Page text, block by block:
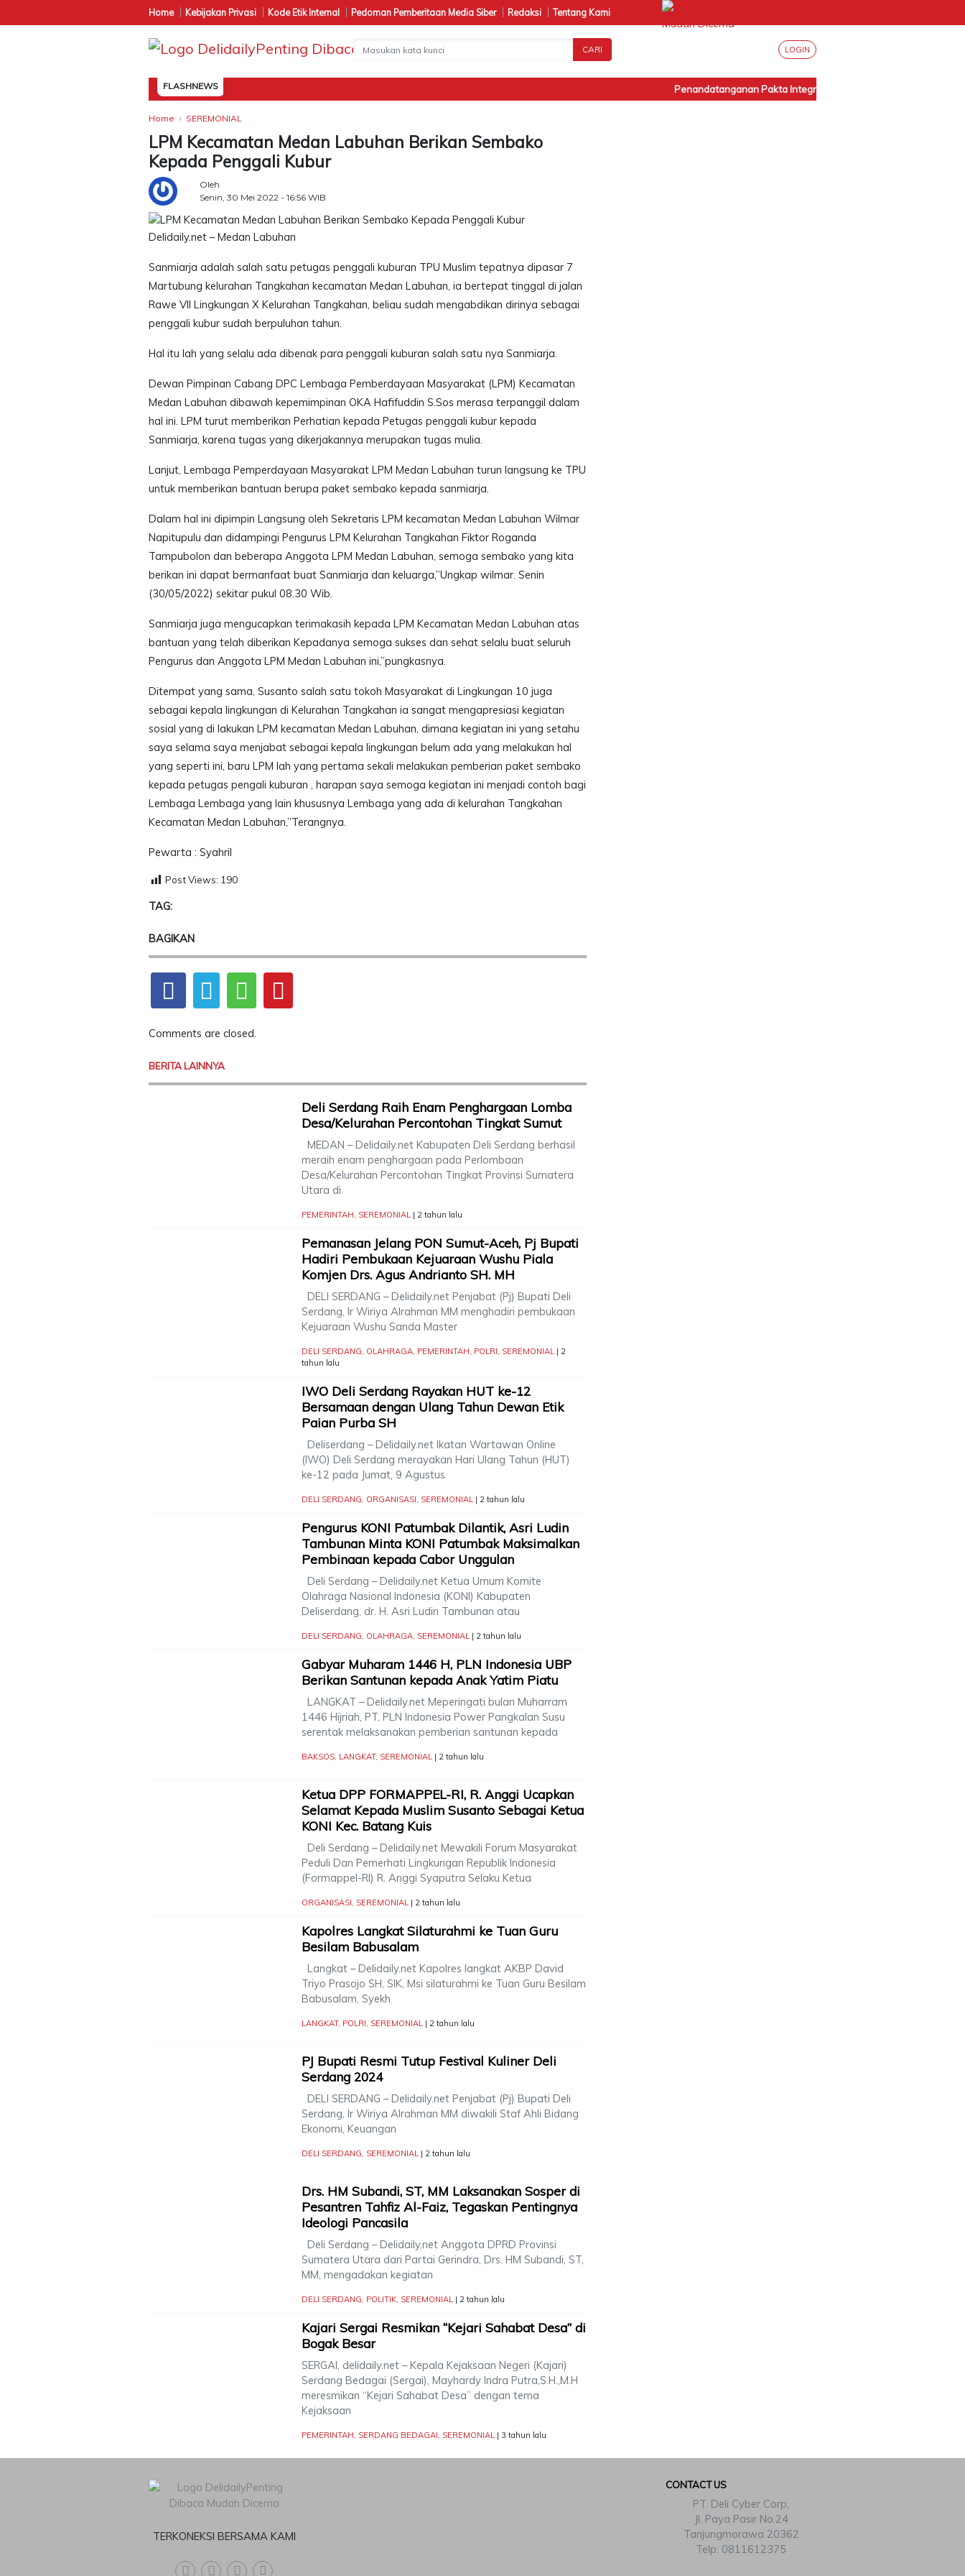
Home Kebijakan Privasi Kode Etik Internal Pedoman Pemberitaan Media Siber Redaksi Tentang Kami
CARI LOGIN
FLASHNEWS Penandatanganan Pakta Integritas Internal BPN Sumut
Home SEREMONIAL
LPM Kecamatan Medan Labuhan Berikan Sembako
Kepada Penggali Kubur
Oleh
Senin, 30 Mei 2022 - 16:56 WIB
Delidaily.net – Medan Labuhan
Sanmiarja adalah salah satu petugas penggali kuburan TPU Muslim tepatnya dipasar 7
Martubung kelurahan Tangkahan kecamatan Medan Labuhan, ia bertepat tinggal di jalan
Rawe VII Lingkungan X Kelurahan Tangkahan, beliau sudah mengabdikan dirinya sebagai
penggali kubur sudah berpuluhan tahun.
Hal itu lah yang selalu ada dibenak para penggali kuburan salah satu nya Sanmiarja.
Dewan Pimpinan Cabang DPC Lembaga Pemberdayaan Masyarakat (LPM) Kecamatan
Medan Labuhan dibawah kepemimpinan OKA Hafifuddin S.Sos merasa terpanggil dalam
hal ini. LPM turut memberikan Perhatian kepada Petugas penggali kubur kepada
Sanmiarja, karena tugas yang dikerjakannya merupakan tugas mulia.
Lanjut, Lembaga Pemperdayaan Masyarakat LPM Medan Labuhan turun langsung ke TPU
untuk memberikan bantuan berupa paket sembako kepada sanmiarja.
Dalam hal ini dipimpin Langsung oleh Sekretaris LPM kecamatan Medan Labuhan Wilmar
Napitupulu dan didampingi Pengurus LPM Kelurahan Tangkahan Fiktor Roganda
Tampubolon dan beberapa Anggota LPM Medan Labuhan, semoga sembako yang kita
berikan ini dapat bermanfaat buat Sanmiarja dan keluarga,”Ungkap wilmar. Senin
(30/05/2022) sekitar pukul 08.30 Wib.
Sanmiarja juga mengucapkan terimakasih kepada LPM Kecamatan Medan Labuhan atas
bantuan yang telah diberikan Kepadanya semoga sukses dan sehat selalu buat seluruh
Pengurus dan Anggota LPM Medan Labuhan ini,”pungkasnya.
Ditempat yang sama, Susanto salah satu tokoh Masyarakat di Lingkungan 10 juga
sebagai kepala lingkungan di Kelurahan Tangkahan ia sangat mengapresiasi kegiatan
sosial yang di lakukan LPM kecamatan Medan Labuhan, dimana kegiatan ini yang setahu
saya selama saya menjabat sebagai kepala lingkungan belum ada yang melakukan hal
yang seperti ini, baru LPM lah yang pertama sekali melakukan pemberian paket sembako
kepada petugas pengali kuburan , harapan saya semoga kegiatan ini menjadi contoh bagi
Lembaga Lembaga yang lain khususnya Lembaga yang ada di kelurahan Tangkahan
Kecamatan Medan Labuhan,”Terangnya.
Pewarta : Syahril
Post Views: 190
TAG:
BAGIKAN
Comments are closed.
BERITA LAINNYA
Deli Serdang Raih Enam Penghargaan Lomba
Desa/Kelurahan Percontohan Tingkat Sumut
MEDAN – Delidaily.net Kabupaten Deli Serdang berhasil
meraih enam penghargaan pada Perlombaan
Desa/Kelurahan Percontohan Tingkat Provinsi Sumatera
Utara di
PEMERINTAH, SEREMONIAL | 2 tahun lalu
Pemanasan Jelang PON Sumut-Aceh, Pj Bupati
Hadiri Pembukaan Kejuaraan Wushu Piala
Komjen Drs. Agus Andrianto SH. MH
DELI SERDANG – Delidaily.net Penjabat (Pj) Bupati Deli
Serdang, Ir Wiriya Alrahman MM menghadiri pembukaan
Kejuaraan Wushu Sanda Master
DELI SERDANG, OLAHRAGA, PEMERINTAH, POLRI, SEREMONIAL | 2
tahun lalu
IWO Deli Serdang Rayakan HUT ke-12
Bersamaan dengan Ulang Tahun Dewan Etik
Paian Purba SH
Deliserdang – Delidaily.net Ikatan Wartawan Online
(IWO) Deli Serdang merayakan Hari Ulang Tahun (HUT)
ke-12 pada Jumat, 9 Agustus
DELI SERDANG, ORGANISASI, SEREMONIAL | 2 tahun lalu
Pengurus KONI Patumbak Dilantik, Asri Ludin
Tambunan Minta KONI Patumbak Maksimalkan
Pembinaan kepada Cabor Unggulan
Deli Serdang – Delidaily.net Ketua Umum Komite
Olahraga Nasional Indonesia (KONI) Kabupaten
Deliserdang, dr. H. Asri Ludin Tambunan atau
DELI SERDANG, OLAHRAGA, SEREMONIAL | 2 tahun lalu
Gabyar Muharam 1446 H, PLN Indonesia UBP
Berikan Santunan kepada Anak Yatim Piatu
LANGKAT – Delidaily.net Meperingati bulan Muharram
1446 Hijriah, PT, PLN Indonesia Power Pangkalan Susu
serentak melaksanakan pemberian santunan kepada
BAKSOS, LANGKAT, SEREMONIAL | 2 tahun lalu
Ketua DPP FORMAPPEL-RI, R. Anggi Ucapkan
Selamat Kepada Muslim Susanto Sebagai Ketua
KONI Kec. Batang Kuis
Deli Serdang – Delidaily.net Mewakili Forum Masyarakat
Peduli Dan Pemerhati Lingkungan Republik Indonesia
(Formappel-RI) R. Anggi Syaputra Selaku Ketua
ORGANISASI, SEREMONIAL | 2 tahun lalu
Kapolres Langkat Silaturahmi ke Tuan Guru
Besilam Babusalam
Langkat – Delidaily.net Kapolres langkat AKBP David
Triyo Prasojo SH, SIK, Msi silaturahmi ke Tuan Guru Besilam
Babusalam, Syekh
LANGKAT, POLRI, SEREMONIAL | 2 tahun lalu
PJ Bupati Resmi Tutup Festival Kuliner Deli
Serdang 2024
DELI SERDANG – Delidaily.net Penjabat (Pj) Bupati Deli
Serdang, Ir Wiriya Alrahman MM diwakili Staf Ahli Bidang
Ekonomi, Keuangan
DELI SERDANG, SEREMONIAL | 2 tahun lalu
Drs. HM Subandi, ST, MM Laksanakan Sosper di
Pesantren Tahfiz Al-Faiz, Tegaskan Pentingnya
Ideologi Pancasila
Deli Serdang – Delidaily.net Anggota DPRD Provinsi
Sumatera Utara dari Partai Gerindra, Drs. HM Subandi, ST,
MM, mengadakan kegiatan
DELI SERDANG, POLITIK, SEREMONIAL | 2 tahun lalu
Kajari Sergai Resmikan “Kejari Sahabat Desa” di
Bogak Besar
SERGAI, delidaily.net – Kepala Kejaksaan Negeri (Kajari)
Serdang Bedagai (Sergai), Mayhardy Indra Putra,S.H.,M.H
meresmikan “Kejari Sahabat Desa” dengan tema
Kejaksaan
PEMERINTAH, SERDANG BEDAGAI, SEREMONIAL | 3 tahun lalu
TERKONEKSI BERSAMA KAMI
CONTACT US
PT. Deli Cyber Corp,
Jl. Paya Pasir No.24
Tanjungmorawa 20362
Telp: 0811612375